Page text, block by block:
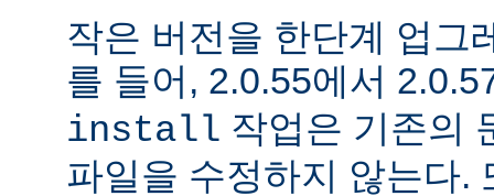
작은 버전을 한단계 업그
를 들어, 2.0.55에서
install 작업은 기존의
파일을 수정하지 않는다.